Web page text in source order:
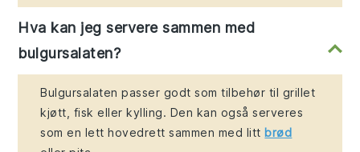
Hva kan jeg servere sammen med
bulgursalaten?
Bulgursalaten passer godt som tilbehør til grillet
kjøtt, fisk eller kylling. Den kan også serveres
som en lett hovedrett sammen med litt brød